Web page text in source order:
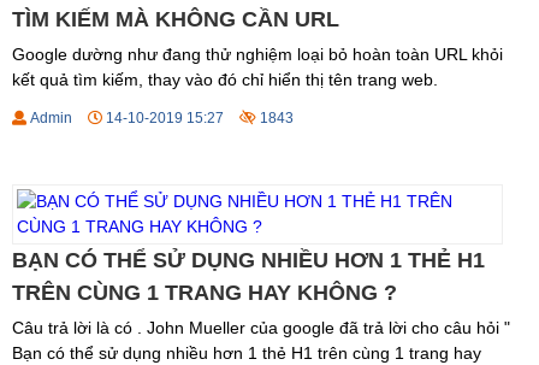
TÌM KIẾM MÀ KHÔNG CẦN URL
Google dường như đang thử nghiệm loại bỏ hoàn toàn URL khỏi
kết quả tìm kiếm, thay vào đó chỉ hiển thị tên trang web.
Admin 14-10-2019 15:27 1843
BẠN CÓ THỂ SỬ DỤNG NHIỀU HƠN 1 THẺ H1
TRÊN CÙNG 1 TRANG HAY KHÔNG ?
Câu trả lời là có . John Mueller của google đã trả lời cho câu hỏi "
Bạn có thể sử dụng nhiều hơn 1 thẻ H1 trên cùng 1 trang hay